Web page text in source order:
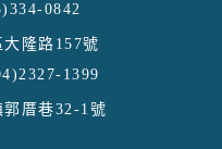
0842
隆路157號
1399
厝巷32-1號